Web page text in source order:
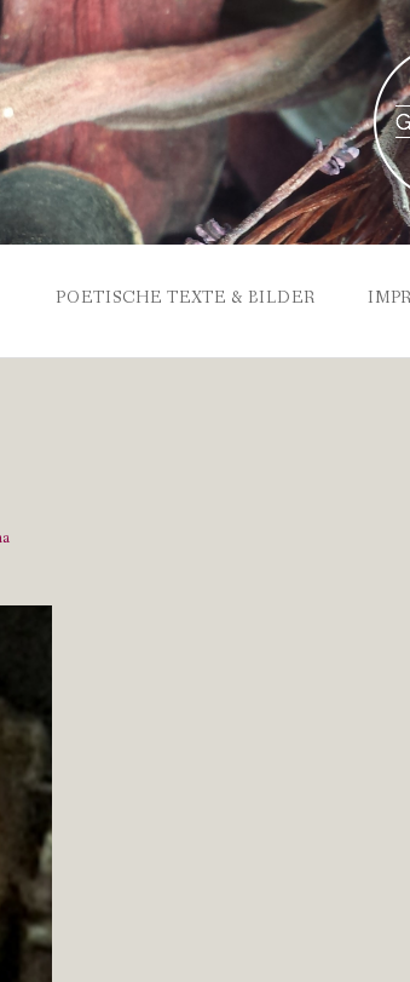
POETISCHE TEXTE & BILDER